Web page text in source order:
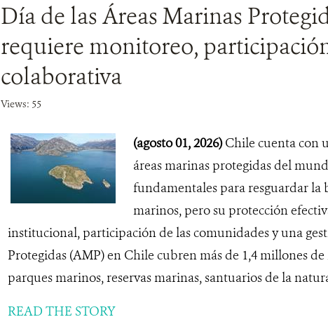
Día de las Áreas Marinas
requiere monitoreo,
colaborativa
Views: 55
(agosto 01, 2026)Chile cuenta con
áreas marinas protegidas del
fundamentales para resguardar la
marinos, pero su protección
institucional, participación de las comunidades y una
Protegidas (AMP) en Chile cubren más de 1,4 millones
parques marinos, reservas marinas, santuarios de la
READ THE STORY